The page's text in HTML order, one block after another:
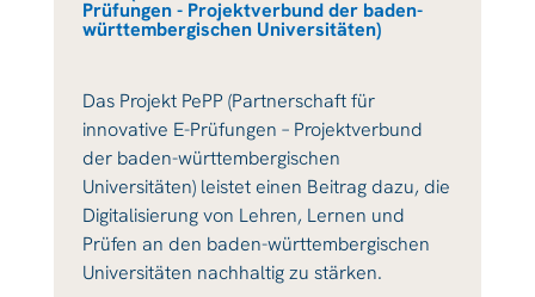
Prüfungen - Projektverbund der baden-
württembergischen Universitäten)
Das Projekt PePP (Partnerschaft für
innovative E-Prüfungen – Projektverbund
der baden-württembergischen
Universitäten) leistet einen Beitrag dazu, die
Digitalisierung von Lehren, Lernen und
Prüfen an den baden-württembergischen
Universitäten nachhaltig zu stärken.